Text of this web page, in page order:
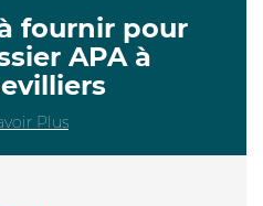
fournir pour
APA à
Plus